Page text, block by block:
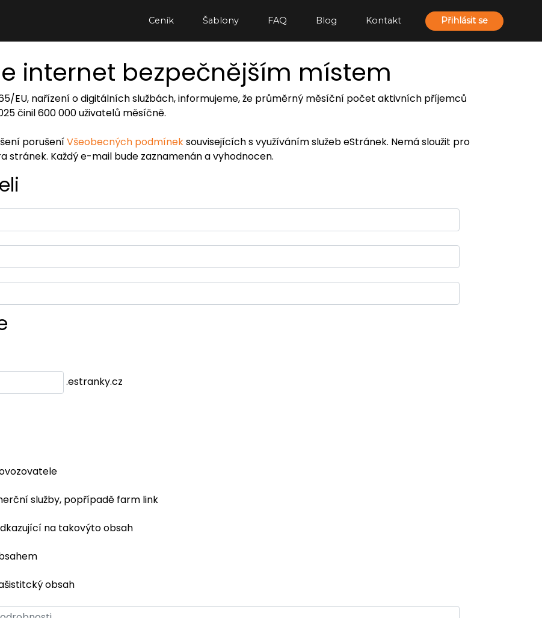
Ceník Šablony FAQ Blog Kontakt Přihlásit se
internet bezpečnějším místem
EU, nařízení o digitálních službách, informujeme, že průměrný měsíční počet aktivních příjemců
činil 600 000 uživatelů měsíčně.
porušeníVšeobecných podmíneksouvisejících s využíváním služeb eStránek. Nemá sloužit pro
Každý e-mail bude zaznamenán a vyhodnocen.
.estranky.cz
služby, popřípadě farm link
na takovýto obsah
obsah